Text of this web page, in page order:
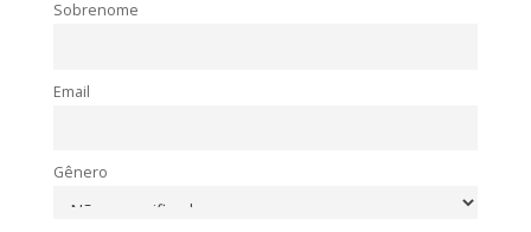
Sobrenome
Email
Gênero